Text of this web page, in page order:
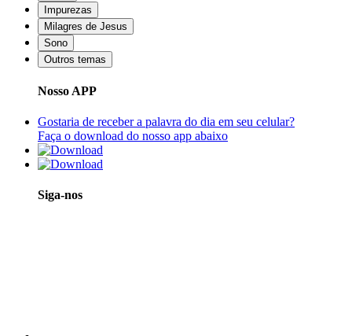
Impurezas
Milagres de Jesus
Sono
Outros temas
Nosso APP
Gostaria de receber a palavra do dia em seu celular?
Faça o download do nosso app abaixo
Siga-nos